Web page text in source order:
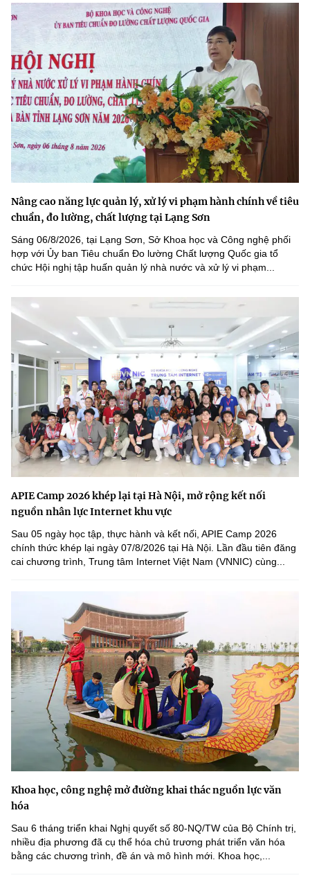
Nâng cao năng lực quản lý, xử lý vi phạm hành chính về tiêu
chuẩn, đo lường, chất lượng tại Lạng Sơn
Sáng 06/8/2026, tại Lạng Sơn, Sở Khoa học và Công nghệ phối
hợp với Ủy ban Tiêu chuẩn Đo lường Chất lượng Quốc gia tổ
chức Hội nghị tập huấn quản lý nhà nước và xử lý vi phạm...
APIE Camp 2026 khép lại tại Hà Nội, mở rộng kết nối
nguồn nhân lực Internet khu vực
Sau 05 ngày học tập, thực hành và kết nối, APIE Camp 2026
chính thức khép lại ngày 07/8/2026 tại Hà Nội. Lần đầu tiên đăng
cai chương trình, Trung tâm Internet Việt Nam (VNNIC) cùng...
Khoa học, công nghệ mở đường khai thác nguồn lực văn
hóa
Sau 6 tháng triển khai Nghị quyết số 80-NQ/TW của Bộ Chính trị,
nhiều địa phương đã cụ thể hóa chủ trương phát triển văn hóa
bằng các chương trình, đề án và mô hình mới. Khoa học,...